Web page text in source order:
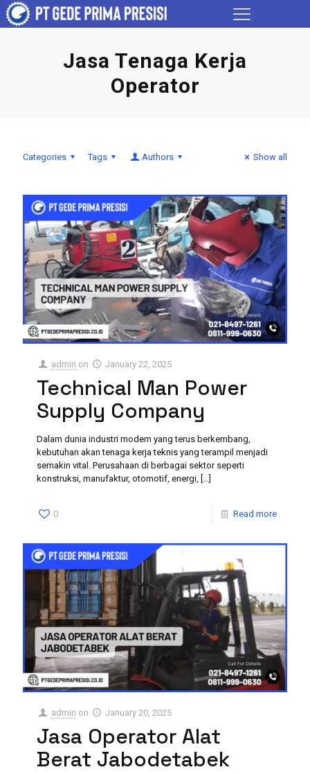
Jasa Tenaga Kerja
Operator
Categories Tags Authors Show all
admin on January 22, 2025
Technical Man Power
Supply Company
Dalam dunia industri modern yang terus berkembang,
kebutuhan akan tenaga kerja teknis yang terampil menjadi
semakin vital. Perusahaan di berbagai sektor seperti
konstruksi, manufaktur, otomotif, energi, […]
0 Read more
admin on January 20, 2025
Jasa Operator Alat
Berat Jabodetabek